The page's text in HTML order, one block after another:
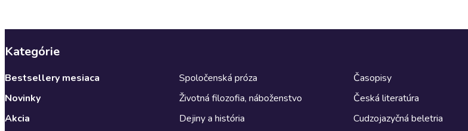
Kategórie
Bestsellery mesiaca
Novinky
Akcia
Spoločenská próza
Životná filozofia, náboženstvo
Dejiny a história
Časopisy
Česká literatúra
Cudzojazyčná beletria